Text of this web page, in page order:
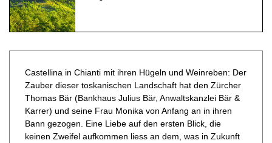
Castellina in Chianti mit ihren Hügeln und Weinreben: Der
Zauber dieser toskanischen Landschaft hat den Zürcher
Thomas Bär (Bankhaus Julius Bär, Anwaltskanzlei Bär &
Karrer) und seine Frau Monika von Anfang an in ihren
Bann gezogen. Eine Liebe auf den ersten Blick, die
keinen Zweifel aufkommen liess an dem, was in Zukunft